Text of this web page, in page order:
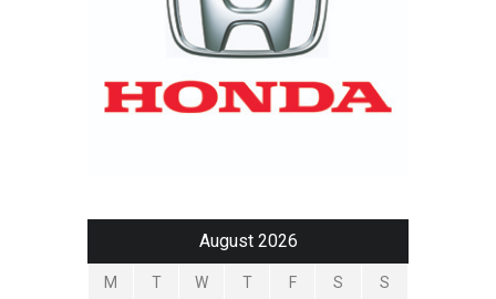
August 2026
M T W T F S S